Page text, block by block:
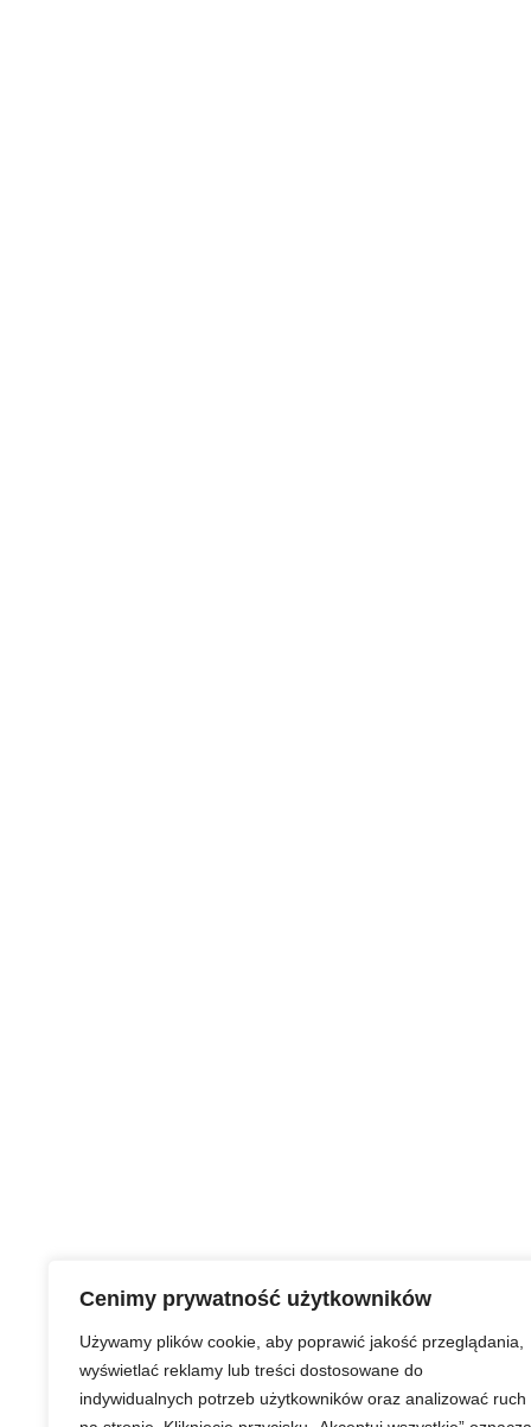
Cenimy prywatność użytkowników
Używamy plików cookie, aby poprawić jakość przeglądania,
wyświetlać reklamy lub treści dostosowane do
indywidualnych potrzeb użytkowników oraz analizować ruch